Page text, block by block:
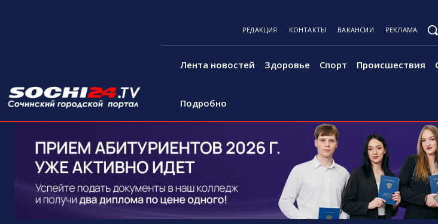
РЕДАКЦИЯ КОНТАКТЫ ВАКАНСИИ РЕКЛАМА
Лента новостей Здоровье Спорт Происшествия
Подробно